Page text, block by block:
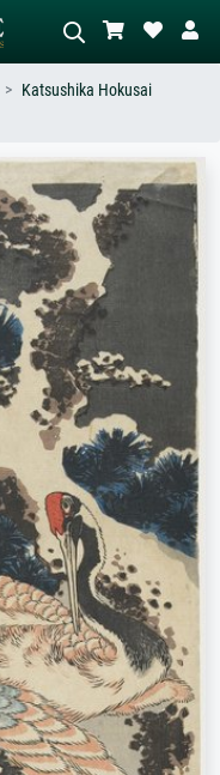
Sie die Szene – z.B. Grüne
Abstrakt mit viel Rot, Dunkles
Stehender Akt neben einem
Baum.
Katsushika Hokusai